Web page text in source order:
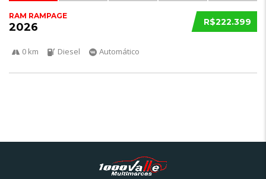
R$222.399
RAM RAMPAGE
2026
0 km Diesel Automático